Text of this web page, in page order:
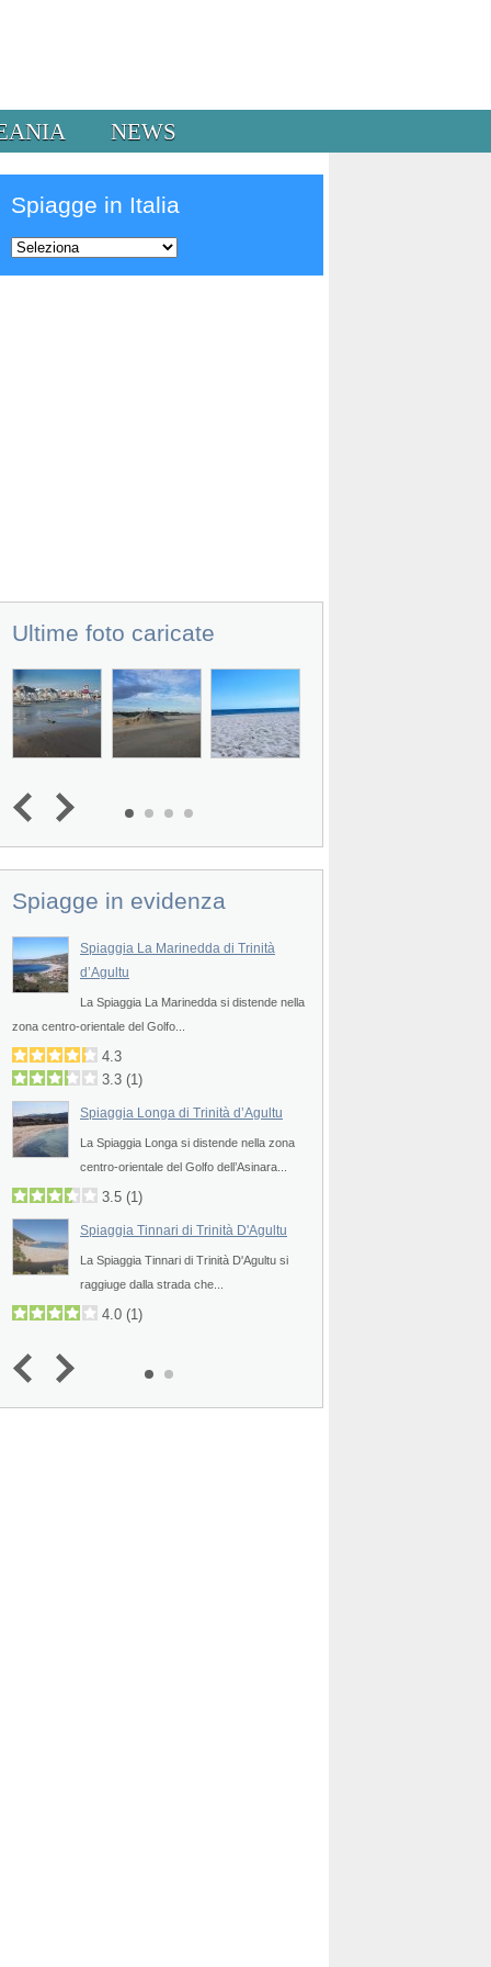
NEWS
Spiagge in Italia
Ultime foto caricate
Spiagge in evidenza
Spiaggia La Marinedda di Trinità
d’Agultu
La Spiaggia La Marinedda si distende nella
zona centro-orientale del Golfo...
4.3
3.3 (1)
Spiaggia Longa di Trinità d’Agultu
La Spiaggia Longa si distende nella zona
centro-orientale del Golfo dell’Asinara...
3.5 (1)
Spiaggia Tinnari di Trinità D'Agultu
La Spiaggia Tinnari di Trinità D'Agultu si
raggiuge dalla strada che...
4.0 (1)